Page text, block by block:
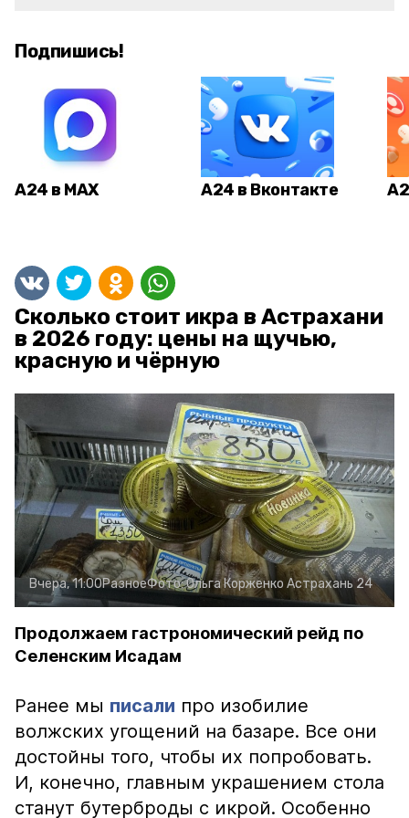
Подпишись!
А24 в MAX А24 в Вконтакте
Сколько стоит икра в Астрахани
в 2026 году: цены на щучью,
красную и чёрную
Вчера, 11:00РазноеФото:Ольга Корженко Астрахань 24
Продолжаем гастрономический рейд по
Селенским Исадам
Ранее мы писали про изобилие
волжских угощений на базаре. Все они
достойны того, чтобы их попробовать.
И, конечно, главным украшением стола
станут бутерброды с икрой. Особенно